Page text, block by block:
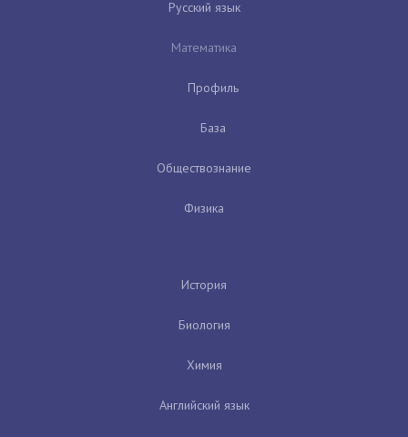
Русский язык
Математика
Профиль
База
Обществознание
Физика
История
Биология
Химия
Английский язык